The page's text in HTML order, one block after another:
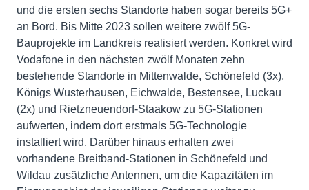
und die ersten sechs Standorte haben sogar bereits 5G+
an Bord. Bis Mitte 2023 sollen weitere zwölf 5G-
Bauprojekte im Landkreis realisiert werden. Konkret wird
Vodafone in den nächsten zwölf Monaten zehn
bestehende Standorte in Mittenwalde, Schönefeld (3x),
Königs Wusterhausen, Eichwalde, Bestensee, Luckau
(2x) und Rietzneuendorf-Staakow zu 5G-Stationen
aufwerten, indem dort erstmals 5G-Technologie
installiert wird. Darüber hinaus erhalten zwei
vorhandene Breitband-Stationen in Schönefeld und
Wildau zusätzliche Antennen, um die Kapazitäten im